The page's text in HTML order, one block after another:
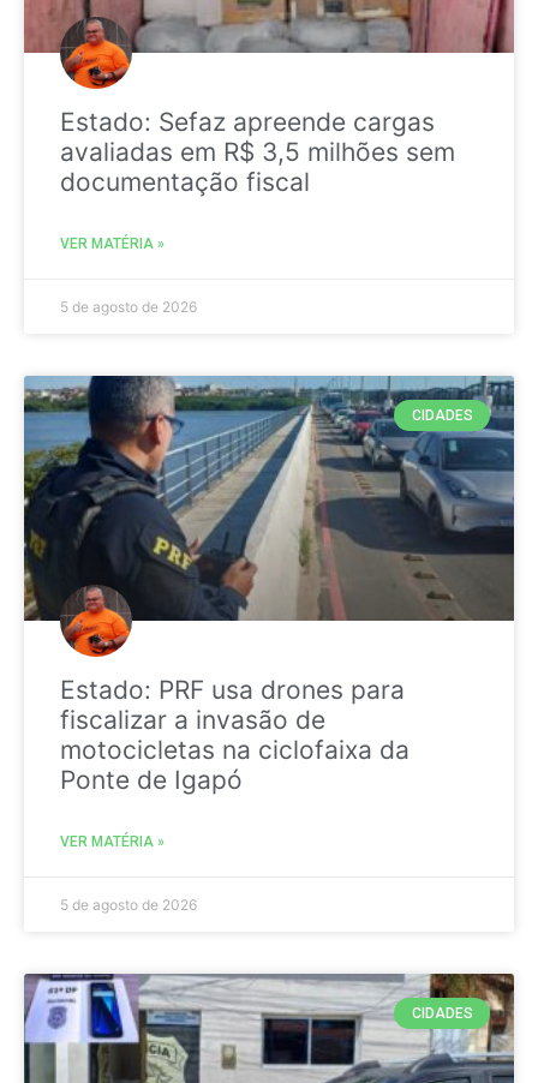
Estado: Sefaz apreende cargas
avaliadas em R$ 3,5 milhões sem
documentação fiscal
VER MATÉRIA »
5 de agosto de 2026
CIDADES
Estado: PRF usa drones para
fiscalizar a invasão de
motocicletas na ciclofaixa da
Ponte de Igapó
VER MATÉRIA »
5 de agosto de 2026
CIDADES